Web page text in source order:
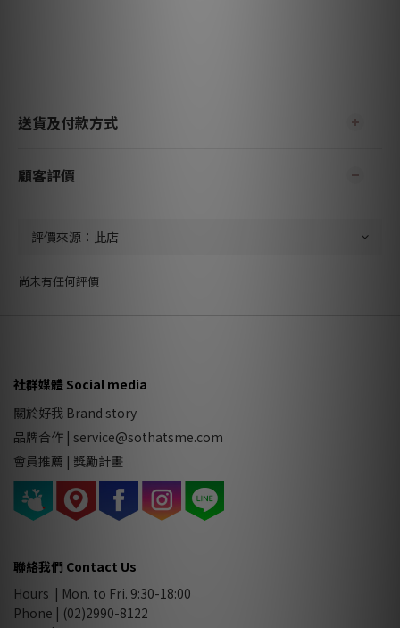
送貨及付款方式
顧客評價
尚未有任何評價
社群媒體 Social media
關於好我 Brand story
品牌合作 | service@sothatsme.com
會員推薦 | 獎勵計畫
聯絡我們 Contact Us
Hours | Mon. to Fri. 9:30-18:00
Phone | (02)2990-8122